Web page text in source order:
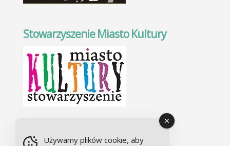
Stowarzyszenie Miasto Kultury
Chór Alla camera
Używamy plików cookie, aby